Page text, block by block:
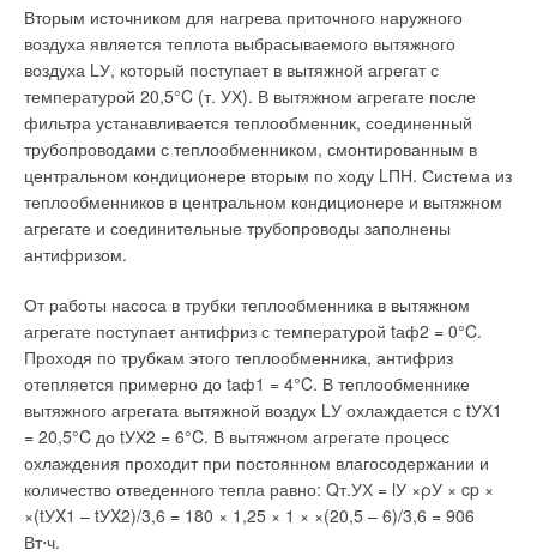
Вторым источником для нагрева приточного наружного
воздуха является теплота выбрасываемого вытяжного
воздуха LУ, который поступает в вытяжной агрегат с
температурой 20,5°C (т. УХ). В вытяжном агрегате после
фильтра устанавливается теплообменник, соединенный
трубопроводами с теплообменником, смонтированным в
центральном кондиционере вторым по ходу LПН. Система из
теплообменников в центральном кондиционере и вытяжном
агрегате и соединительные трубопроводы заполнены
антифризом.
От работы насоса в трубки теплообменника в вытяжном
агрегате поступает антифриз с температурой tаф2 = 0°C.
Проходя по трубкам этого теплообменника, антифриз
отепляется примерно до tаф1 = 4°C. В теплообменнике
вытяжного агрегата вытяжной воздух LУ охлаждается с tУХ1
= 20,5°C до tУХ2 = 6°C. В вытяжном агрегате процесс
охлаждения проходит при постоянном влагосодержании и
количество отведенного тепла равно: Qт.УХ = lУ ×ρУ × cp ×
×(tУX1 – tУX2)/3,6 = 180 × 1,25 × 1 × ×(20,5 – 6)/3,6 = 906
Вт⋅ч.
изготовление на заводе в Лолларе пятимиллионного
чугунного котла. В юбилейный год завершается начатая в
начале девяностых годов модернизация литейного
производства и монтажного участка завода в Лолларе.
1927 г. — начало производства стальных радиаторов. Если
ранее все производимые на металлургическом заводе
МайнВезер радиаторы отливались из чугуна, то с этого
момента программа расширена выпуском радиаторов из
стали.
В 1992 г. в производственную программу BUDERUS
включено изготовление первых конденсационных настенных
отопительных котлов — GB102W. Это стало первым
результатом созданного годом ранее партнерства по
развития и сбыту с голландской группой «Нефит» (NEFIT) —
европейским лидером в производстве настенных газовых
конденсационных отопительных котлов. В 1993 г. Buderus
Heiztechnik GmbH приобрела 40 % акций холдинга «Нефит
Фасто» (NEFIT FASTO), а через год выкупила и остальную
долю. Обладая заводами Буинен (Buinen) и Девентер